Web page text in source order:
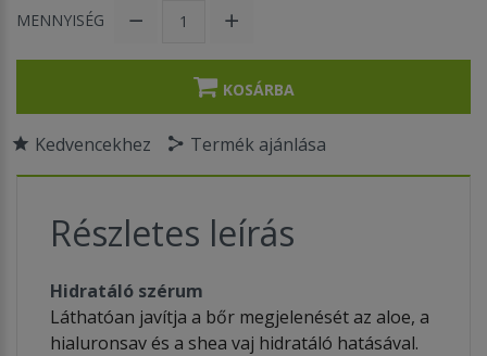
MENNYISÉG
KOSÁRBA
Kedvencekhez Termék ajánlása
Részletes leírás
Hidratáló szérum
Láthatóan javítja a bőr megjelenését az aloe, a
hialuronsav és a shea vaj hidratáló hatásával.